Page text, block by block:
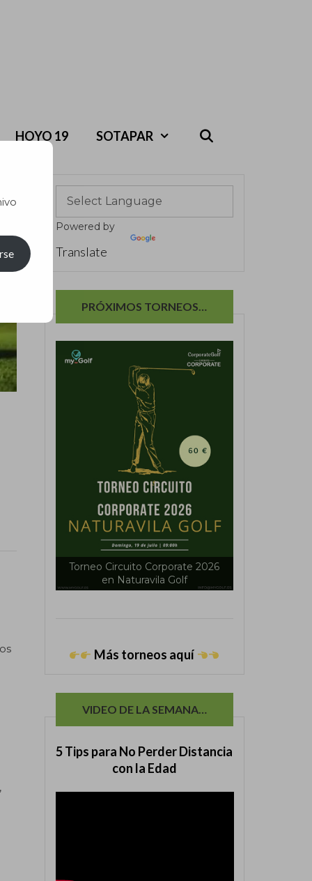
HOYO 19 SOTAPAR
Powered by
Translate
PRÓXIMOS TORNEOS…
Torneo Circuito Corporate 2026
en Naturavila Golf
Más torneos aquí
VIDEO DE LA SEMANA…
5 Tips para No Perder Distancia
con la Edad